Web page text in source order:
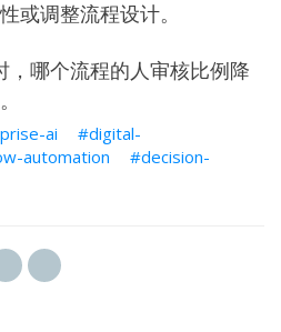
或调整流程设计。
，哪个流程的人审核比例降
ai
digital-
automation
decision-